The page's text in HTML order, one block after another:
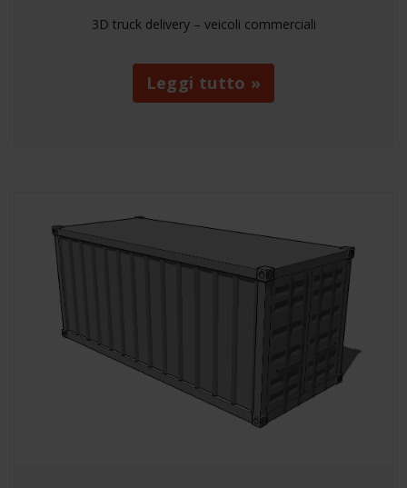
3D truck delivery – veicoli commerciali
Leggi tutto »